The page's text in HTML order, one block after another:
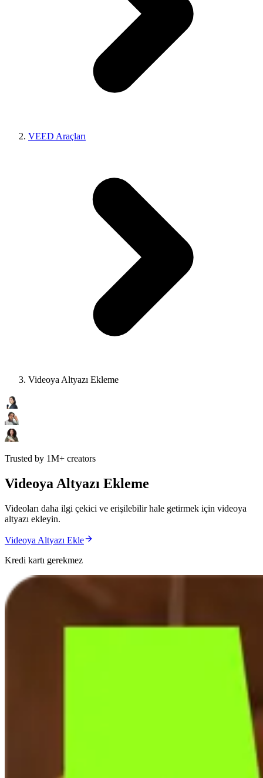
VEED Araçları
Videoya Altyazı Ekleme
Trusted by 1M+ creators
Videoya Altyazı Ekleme
Videoları daha ilgi çekici ve erişilebilir hale getirmek için videoya
altyazı ekleyin.
Videoya Altyazı Ekle
Kredi kartı gerekmez